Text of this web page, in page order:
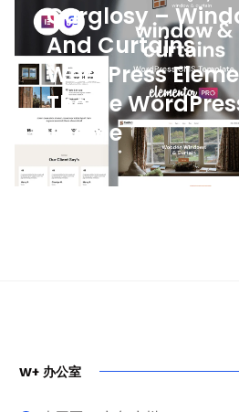
Curglosy –
And Curtains
WordPress
Theme
Theme
W+ 办公室